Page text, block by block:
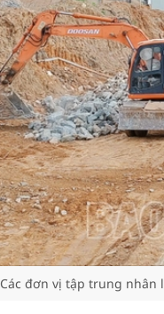
Các đơn vị tập trung nhân